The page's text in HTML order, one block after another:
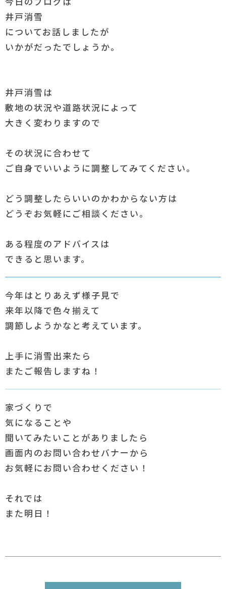
井戸消雪
についてお話しましたが
いかがだったでしょうか。
井戸消雪は
敷地の状況や道路状況によって
大きく変わりますので
その状況に合わせて
ご自身でいいように調整してみてください。
どう調整したらいいのかわからない方は
どうぞお気軽にご相談ください。
ある程度のアドバイスは
できると思います。
今年はとりあえず様子見で
来年以降で色々揃えて
調節しようかなと考えています。
上手に消雪出来たら
またご報告しますね！
家づくりで
気になることや
聞いてみたいことがありましたら
画面内のお問い合わせバナーから
お気軽にお問い合わせください！
それでは
また明日！